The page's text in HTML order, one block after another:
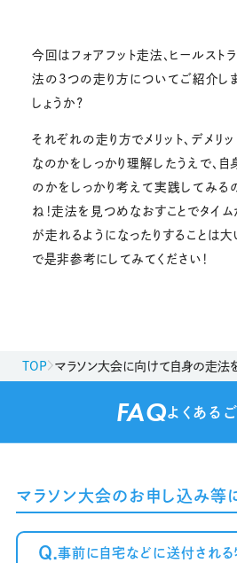
今回はフォアフット走法、ヒールストラ
法の3つの走り方についてご紹介し
しょうか？
それぞれの走り方でメリット、デメリ
なのかをしっかり理解したうえで、
のかをしっかり考えて実践してみる
ね！走法を見つめなおすことでタイ
が走れるようになったりすることは
で是非参考にしてみてください！
TOP マラソン大会に向けて自身の走法
FAQよくある
マラソン大会のお申し込み等
Q.事前に自宅などに送付され